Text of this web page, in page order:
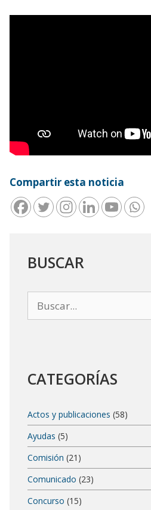
Compartir esta noticia
BUSCAR
CATEGORÍAS
Actos y publicaciones (58)
Ayudas (5)
Comisión (21)
Comunicado (23)
Concurso (15)